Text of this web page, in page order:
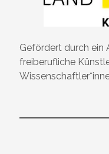
Gefördert durch ein
freiberufliche